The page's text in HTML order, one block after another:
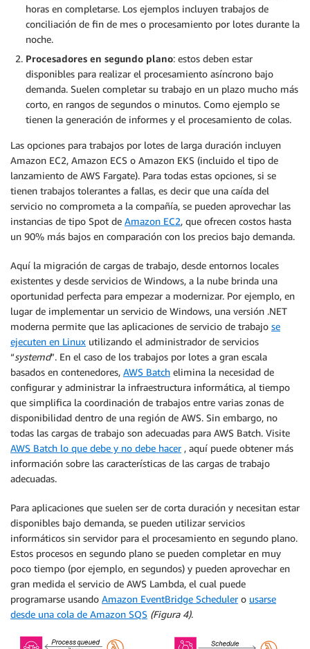
horas en completarse. Los ejemplos incluyen trabajos de
conciliación de fin de mes o procesamiento por lotes durante la
noche.
Procesadores en segundo plano: estos deben estar
disponibles para realizar el procesamiento asíncrono bajo
demanda. Suelen completar su trabajo en un plazo mucho más
corto, en rangos de segundos o minutos. Como ejemplo se
tienen la generación de informes y el procesamiento de colas.
Las opciones para trabajos por lotes de larga duración incluyen
Amazon EC2, Amazon ECS o Amazon EKS (incluido el tipo de
lanzamiento de AWS Fargate). Para todas estas opciones, si se
tienen trabajos tolerantes a fallas, es decir que una caída del
servicio no comprometa a la compañía, se pueden aprovechar las
instancias de tipo Spot de Amazon EC2, que ofrecen costos hasta
un 90% más bajos en comparación con los precios bajo demanda.
Aquí la migración de cargas de trabajo, desde entornos locales
existentes y desde servicios de Windows, a la nube brinda una
oportunidad perfecta para empezar a modernizar. Por ejemplo, en
lugar de implementar un servicio de Windows, una versión .NET
moderna permite que las aplicaciones de servicio de trabajo se
ejecuten en Linux utilizando el administrador de servicios
“systemd”. En el caso de los trabajos por lotes a gran escala
basados en contenedores, AWS Batch elimina la necesidad de
configurar y administrar la infraestructura informática, al tiempo
que simplifica la coordinación de trabajos entre varias zonas de
disponibilidad dentro de una región de AWS. Sin embargo, no
todas las cargas de trabajo son adecuadas para AWS Batch. Visite
AWS Batch lo que debe y no debe hacer, aquí puede obtener más
información sobre las características de las cargas de trabajo
adecuadas.
Para aplicaciones que suelen ser de corta duración y necesitan estar
disponibles bajo demanda, se pueden utilizar servicios
informáticos sin servidor para el procesamiento en segundo plano.
Estos procesos en segundo plano se pueden completar en muy
poco tiempo (por ejemplo, en segundos) y pueden aprovechar en
gran medida el servicio de AWS Lambda, el cual puede
programarse usando Amazon EventBridge Schedulero usarse
desde una cola de Amazon SQS (Figura 4).